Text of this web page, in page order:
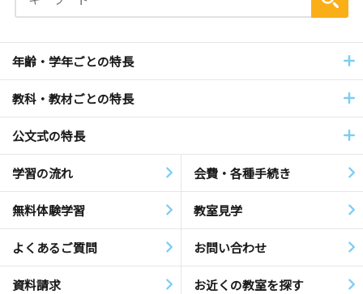
年齢・学年ごとの特長
教科・教材ごとの特長
公文式の特長
学習の流れ 会費・各種手続き
無料体験学習 教室見学
よくあるご質問 お問い合わせ
資料請求 お近くの教室を探す